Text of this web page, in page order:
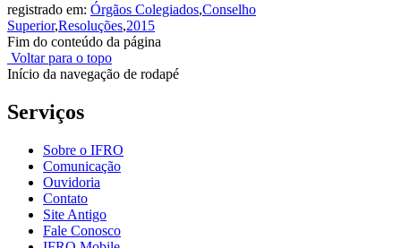
registrado em: Órgãos Colegiados,Conselho
Superior,Resoluções,2015
Fim do conteúdo da página
Voltar para o topo
Início da navegação de rodapé
Serviços
Sobre o IFRO
Comunicação
Ouvidoria
Contato
Site Antigo
Fale Conosco